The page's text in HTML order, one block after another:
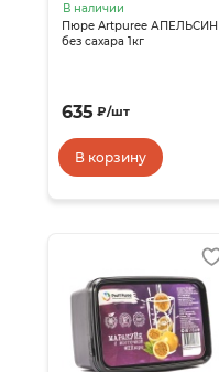
В наличии
Пюре Artpuree АПЕЛЬСИН
без сахара 1кг
635 ₽/шт
В корзину